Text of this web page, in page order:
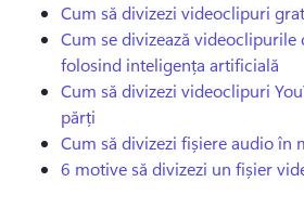
Cum să divizezi videoclipuri
Cum se divizează
folosind inteligența artificială
Cum să divizezi videoclipuri
părți
Cum să divizezi fișiere audio în
6 motive să divizezi un fișier